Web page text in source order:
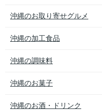
沖縄のお取り寄せグルメ
沖縄の加工食品
沖縄の調味料
沖縄のお菓子
沖縄のお酒・ドリンク